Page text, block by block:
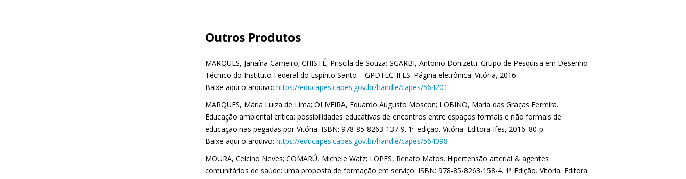
Outros Produtos
MARQUES, Janaína Carneiro; CHISTÉ, Priscila de Souza; SGARBI, Antonio Donizetti. Grupo de Pesquisa em Desenho
Técnico do Instituto Federal do Espírito Santo – GPDTEC-IFES. Página eletrônica. Vitória, 2016.
Baixe aqui o arquivo: https://educapes.capes.gov.br/handle/capes/564201
MARQUES, Maria Luiza de Lima; OLIVEIRA, Eduardo Augusto Moscon; LOBINO, Maria das Graças Ferreira.
Educação ambiental crítica: possibilidades educativas de encontros entre espaços formais e não formais de
educação nas pegadas por Vitória. ISBN: 978-85-8263-137-9. 1ª edição. Vitória: Editora Ifes, 2016. 80 p.
Baixe aqui o arquivo: https://educapes.capes.gov.br/handle/capes/564098
MOURA, Celcino Neves; COMARÚ, Michele Watz; LOPES, Renato Matos. Hipertensão arterial & agentes
comunitários de saúde: uma proposta de formação em serviço. ISBN: 978-85-8263-158-4. 1ª Edição. Vitória: Editora